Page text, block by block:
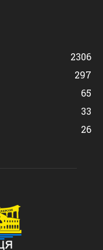
2306
297
65
33
26